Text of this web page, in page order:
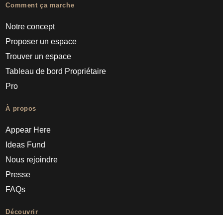
Comment ça marche
Notre concept
Proposer un espace
Trouver un espace
Tableau de bord Propriétaire
Pro
À propos
Appear Here
Ideas Fund
Nous rejoindre
Presse
FAQs
Découvrir